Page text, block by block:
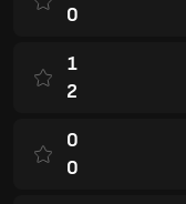
0
1
2
0
0